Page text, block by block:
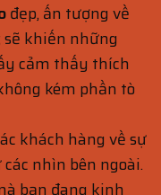
đẹp, ấn tượng về
khiến những
cảm thấy thích
kém phần tò
khách hàng về sự
nhìn bên ngoài.
bạn đang kinh